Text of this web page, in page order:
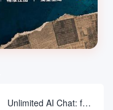
Unlimited AI Chat: ferramenta gratuita e ilimitada de bate-papo com IA